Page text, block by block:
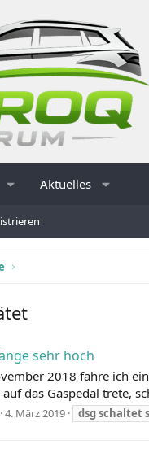
Aktuelles
sehr hoch
2018 fahre ich
das Gaspedal trete,
4. März 2019 dsgschaltet